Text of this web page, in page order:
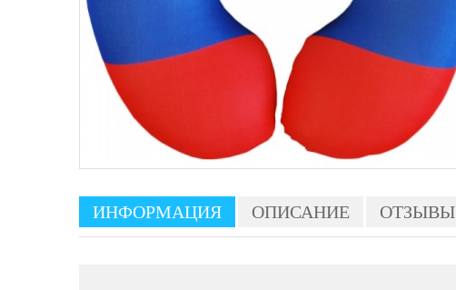
ИНФОРМАЦИЯ ОПИСАНИЕ ОТЗЫВЫ